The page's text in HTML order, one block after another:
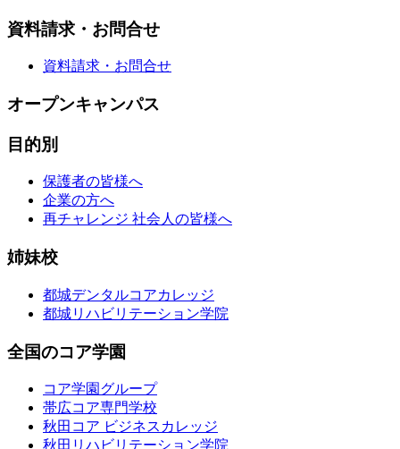
資料請求・お問合せ
資料請求・お問合せ
オープンキャンパス
目的別
保護者の皆様へ
企業の方へ
再チャレンジ 社会人の皆様へ
姉妹校
都城デンタルコアカレッジ
都城リハビリテーション学院
全国のコア学園
コア学園グループ
帯広コア専門学校
秋田コア ビジネスカレッジ
秋田リハビリテーション学院